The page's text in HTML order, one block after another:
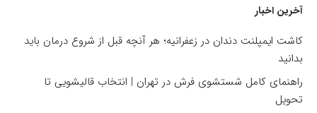
آخرین اخبار
کاشت ایمپلنت دندان در زعفرانیه؛ هر آنچه قبل از شروع درمان باید
بدانید
راهنمای کامل شستشوی فرش در تهران | انتخاب قالیشویی تا
تحویل